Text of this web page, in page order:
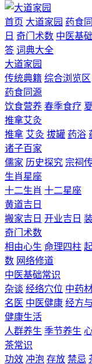
首页 大道家园 药食
日 奇门术数 中医基
答 词典大全
大道家园
传统典籍 综合浏览区
药食同源
饮食营养 春季食疗
推拿艾灸
推拿 艾灸 拔罐 药浴
诸子百家
儒家 历史探究 宗祠
生肖星座
十二生肖 十二星座
黄道吉日
搬家吉日 开业吉日
奇门术数
相由心生 命理四柱
数 网络修道
中医基础常识
杂谈 经络穴位 中药
名医 中医健康 经方
健康生活
人群养生 季节养生
茶常识
功效 冲泡 存放 禁忌